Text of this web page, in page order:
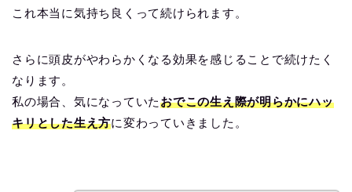
これ本当に気持ち良くって続けられます。
さらに頭皮がやわらかくなる効果を感じることで続けたく
なります。
私の場合、気になっていたおでこの生え際が明らかにハッ
キリとした生え方に変わっていきました。